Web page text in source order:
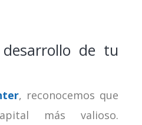
de tu
, reconocemos que
más valioso.